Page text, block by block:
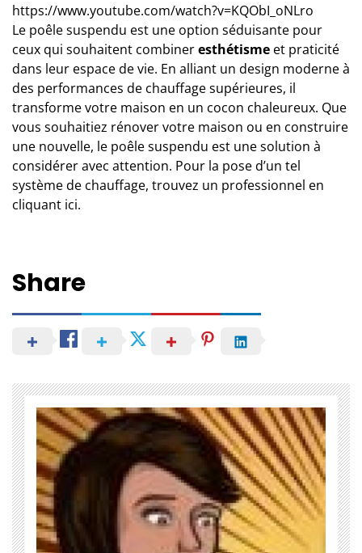
https://www.youtube.com/watch?v=KQObI_oNLro
Le poêle suspendu est une option séduisante pour
ceux qui souhaitent combineresthétisme et praticité
dans leur espace de vie. En alliant un design moderne à
des performances de chauffage supérieures, il
transforme votre maison en un cocon chaleureux. Que
vous souhaitiez rénover votre maison ou en construire
une nouvelle, le poêle suspendu est une solution à
considérer avec attention. Pour la pose d’un tel
système de chauffage, trouvez un professionnel en
cliquant ici.
Share